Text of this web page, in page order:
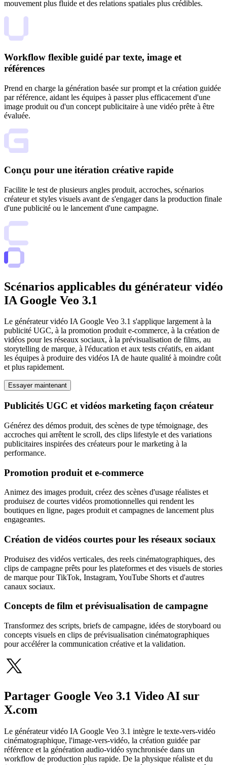
mouvement plus fluide et des relations spatiales plus crédibles.
Workflow flexible guidé par texte, image et
références
Prend en charge la génération basée sur prompt et la création guidée
par référence, aidant les équipes à passer plus efficacement d'une
image produit ou d'un concept publicitaire à une vidéo prête à être
évaluée.
Conçu pour une itération créative rapide
Facilite le test de plusieurs angles produit, accroches, scénarios
créateur et styles visuels avant de s'engager dans la production finale
d'une publicité ou le lancement d'une campagne.
Scénarios applicables du générateur vidéo
IA Google Veo 3.1
Le générateur vidéo IA Google Veo 3.1 s'applique largement à la
publicité UGC, à la promotion produit e-commerce, à la création de
vidéos pour les réseaux sociaux, à la prévisualisation de films, au
storytelling de marque, à l'éducation et aux tests créatifs, en aidant
les équipes à produire des vidéos IA de haute qualité à moindre coût
et plus rapidement.
Essayer maintenant
Publicités UGC et vidéos marketing façon créateur
Générez des démos produit, des scènes de type témoignage, des
accroches qui arrêtent le scroll, des clips lifestyle et des variations
publicitaires inspirées des créateurs pour le marketing à la
performance.
Promotion produit et e-commerce
Animez des images produit, créez des scènes d'usage réalistes et
produisez de courtes vidéos promotionnelles qui rendent les
boutiques en ligne, pages produit et campagnes de lancement plus
engageantes.
Création de vidéos courtes pour les réseaux sociaux
Produisez des vidéos verticales, des reels cinématographiques, des
clips de campagne prêts pour les plateformes et des visuels de stories
de marque pour TikTok, Instagram, YouTube Shorts et d'autres
canaux sociaux.
Concepts de film et prévisualisation de campagne
Transformez des scripts, briefs de campagne, idées de storyboard ou
concepts visuels en clips de prévisualisation cinématographiques
pour accélérer la communication créative et la validation.
Partager Google Veo 3.1 Video AI sur
X.com
Le générateur vidéo IA Google Veo 3.1 intègre le texte-vers-vidéo
cinématographique, l'image-vers-vidéo, la création guidée par
référence et la génération audio-vidéo synchronisée dans un
workflow de production plus rapide. De la physique réaliste et du